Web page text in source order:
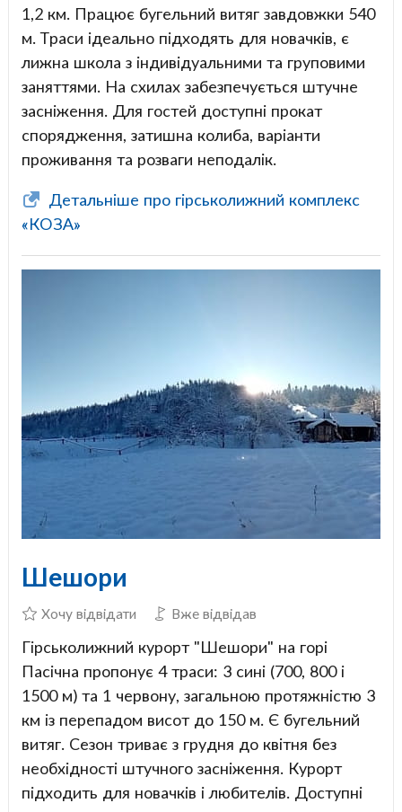
1,2 км. Працює бугельний витяг завдовжки 540
м. Траси ідеально підходять для новачків, є
лижна школа з індивідуальними та груповими
заняттями. На схилах забезпечується штучне
засніження. Для гостей доступні прокат
спорядження, затишна колиба, варіанти
проживання та розваги неподалік.
Детальніше про гірськолижний комплекс
«КОЗА»
Шешори
Хочу відвідати Вже відвідав
Гірськолижний курорт "Шешори" на горі
Пасічна пропонує 4 траси: 3 сині (700, 800 і
1500 м) та 1 червону, загальною протяжністю 3
км із перепадом висот до 150 м. Є бугельний
витяг. Сезон триває з грудня до квітня без
необхідності штучного засніження. Курорт
підходить для новачків і любителів. Доступні